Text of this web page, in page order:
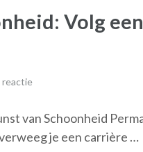
Volg
reactie
van Schoonheid
je een carrière …